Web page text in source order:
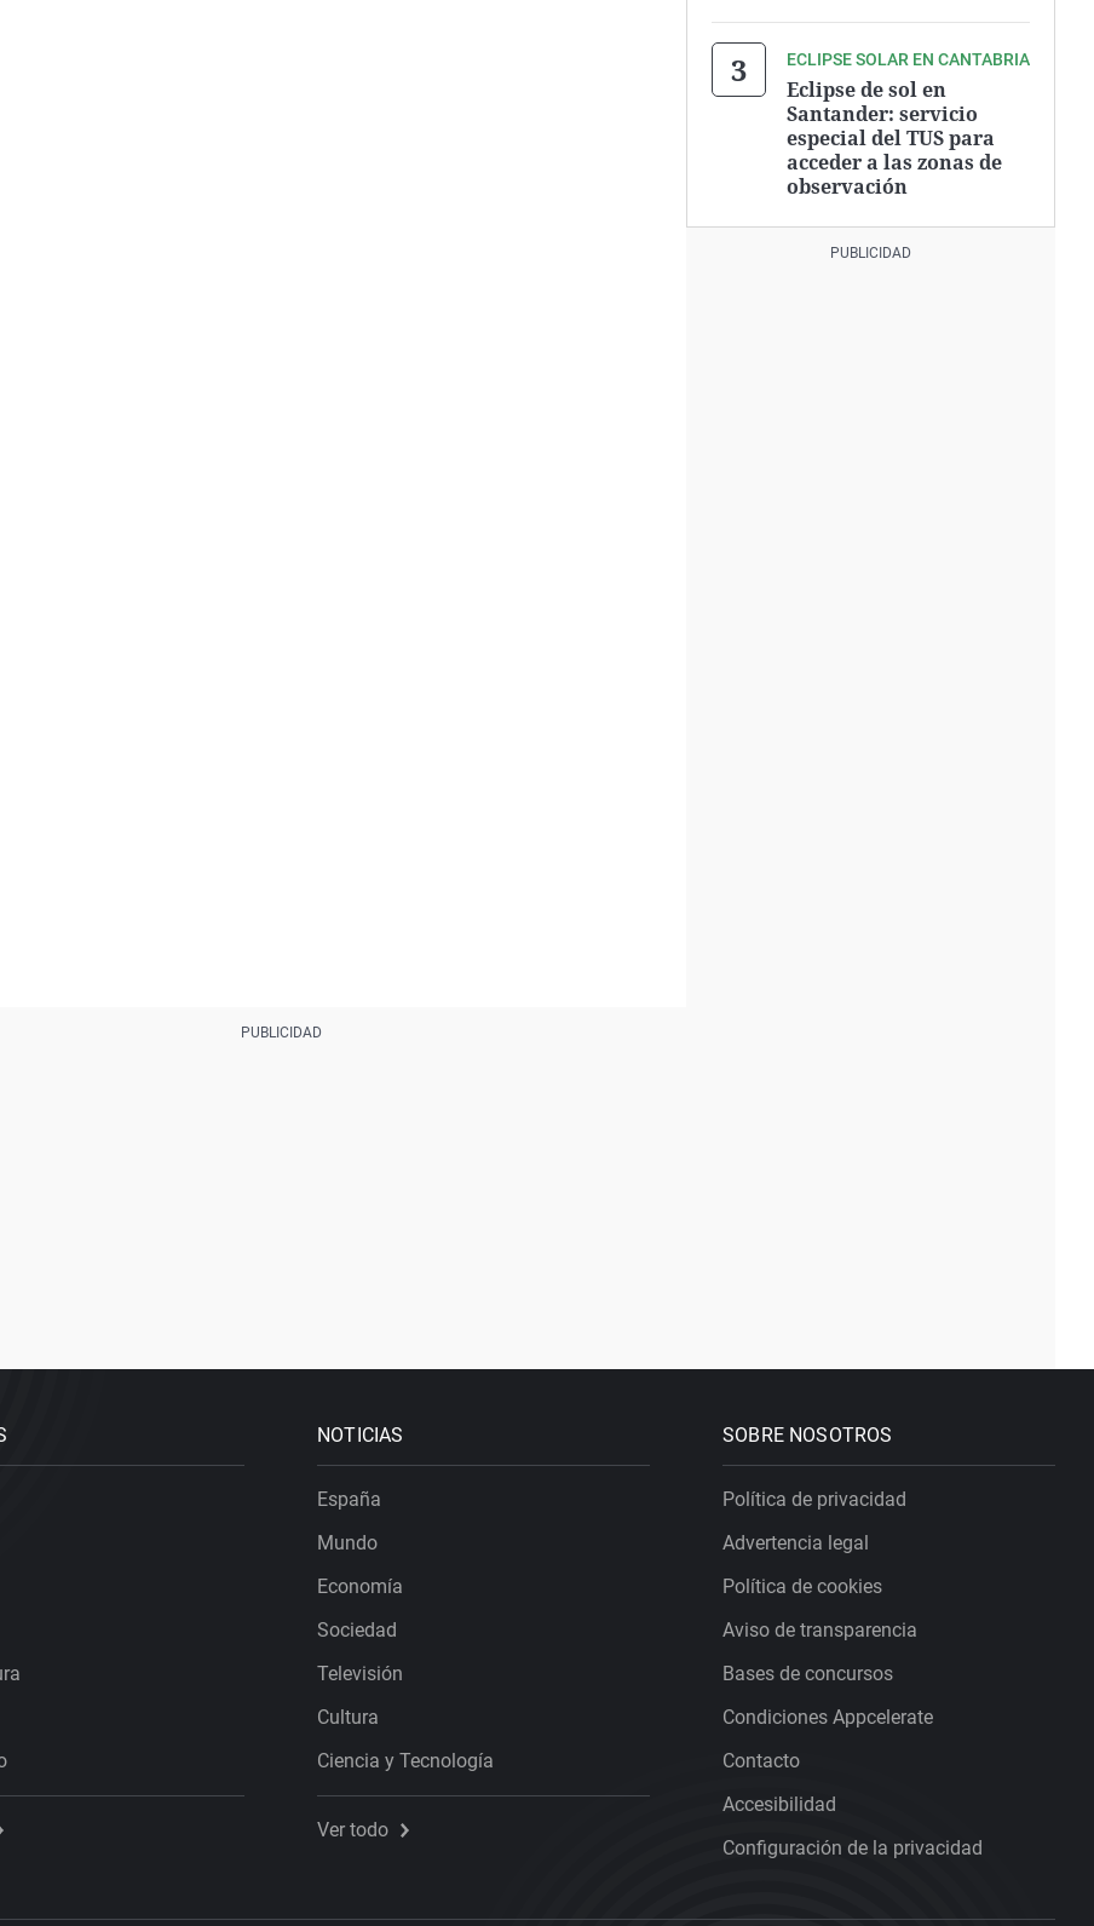
ECLIPSE SOLAR EN CANTABRIA
Eclipse de sol en
Santander: servicio
especial del TUS para
acceder a las zonas de
observación
NOTICIAS
España
Mundo
Economía
Sociedad
Televisión
Cultura
Ciencia y Tecnología
Ver todo
SOBRE NOSOTROS
Política de privacidad
Advertencia legal
Política de cookies
Aviso de transparencia
Bases de concursos
Condiciones Appcelerate
Contacto
Accesibilidad
Configuración de la privacidad